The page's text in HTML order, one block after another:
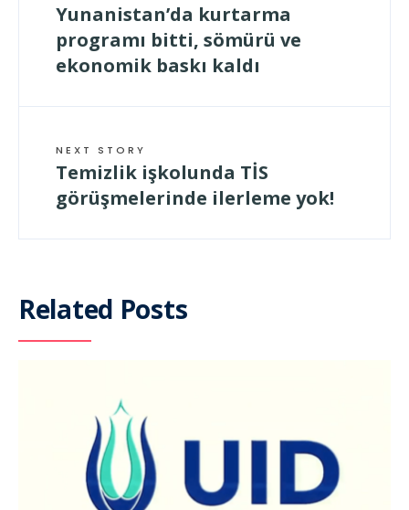
Yunanistan’da kurtarma
programı bitti, sömürü ve
ekonomik baskı kaldı
NEXT STORY
Temizlik işkolunda TİS
görüşmelerinde ilerleme yok!
Related Posts